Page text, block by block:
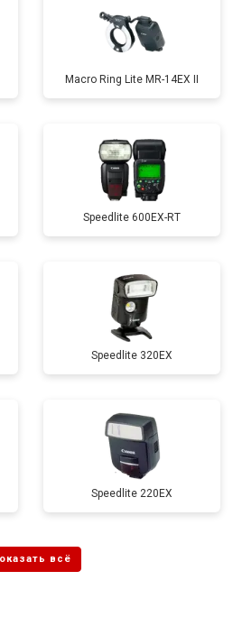
Macro Ring Lite MR-14EX II
Speedlite 600EX-RT
Speedlite 320EX
Speedlite 220EX